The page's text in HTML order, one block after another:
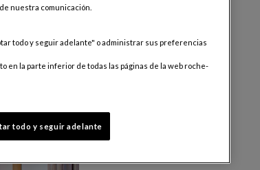
nuestra comunicación.
todo y seguir adelante" o administrar sus preferencias
en la parte inferior de todas las páginas de la web roche-
todo y seguir adelante